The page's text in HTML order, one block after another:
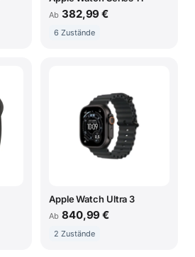
Ab 382,99 €
6 Zustände
Apple Watch Ultra 3
Ab 840,99 €
2 Zustände